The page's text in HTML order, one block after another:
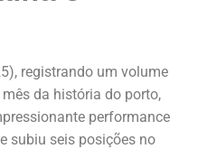
registrando um volume
da história do porto,
performance
subiu seis posições no